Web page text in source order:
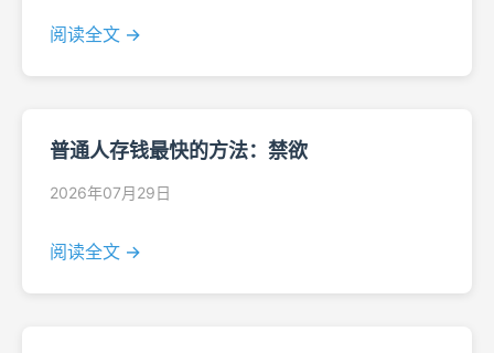
阅读全文 →
普通人存钱最快的方法：禁欲
2026年07月29日
阅读全文 →